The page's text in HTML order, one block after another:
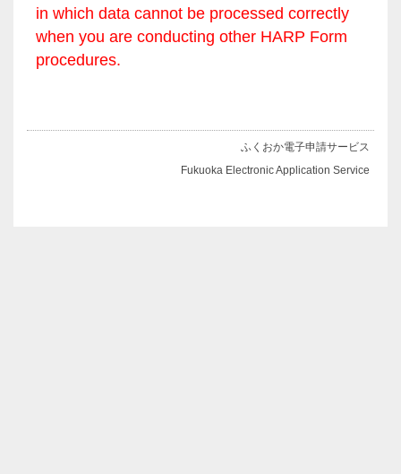
in which data cannot be processed correctly
when you are conducting other HARP Form
procedures.
ふくおか電子申請サービス
Fukuoka Electronic Application Service